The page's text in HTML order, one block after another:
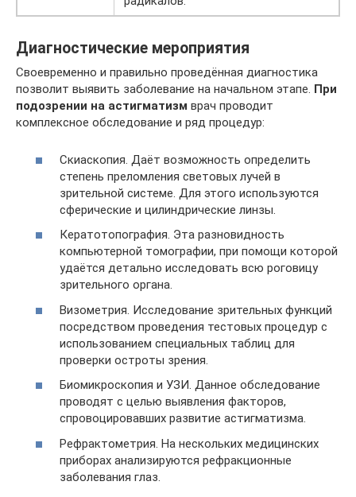
Диагностические мероприятия
Своевременно и правильно проведённая диагностика
позволит выявить заболевание на начальном этапе. При
подозрении на астигматизм врач проводит
комплексное обследование и ряд процедур:
Скиаскопия. Даёт возможность определить
степень преломления световых лучей в
зрительной системе. Для этого используются
сферические и цилиндрические линзы.
Кератотопография. Эта разновидность
компьютерной томографии, при помощи которой
удаётся детально исследовать всю роговицу
зрительного органа.
Визометрия. Исследование зрительных функций
посредством проведения тестовых процедур с
использованием специальных таблиц для
проверки остроты зрения.
Биомикроскопия и УЗИ. Данное обследование
проводят с целью выявления факторов,
спровоцировавших развитие астигматизма.
Рефрактометрия. На нескольких медицинских
приборах анализируются рефракционные
заболевания глаз.